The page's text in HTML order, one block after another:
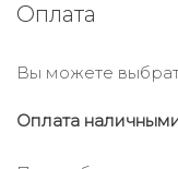
Оплата
Вы можете
Оплата